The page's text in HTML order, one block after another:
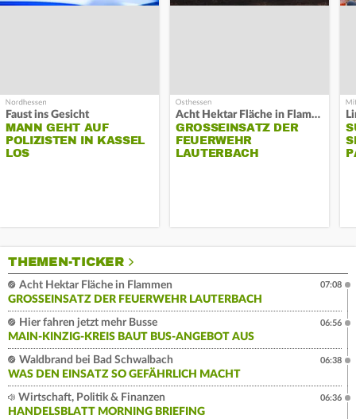
Faust ins Gesicht
MANN GEHT AUF
POLIZISTEN IN KASSEL
LOS
Acht Hektar Fläche in Flammen
GROSSEINSATZ DER F
EUERWEHR L
AUTERBACH
THEMEN-TICKER
Acht Hektar Fläche in Flammen
GROSSEINSATZ DER FEUERWEHR LAUTERBACH
07:08
Hier fahren jetzt mehr Busse
MAIN-KINZIG-KREIS BAUT BUS-ANGEBOT AUS
06:56
Waldbrand bei Bad Schwalbach
WAS DEN EINSATZ SO GEFÄHRLICH MACHT
06:38
Wirtschaft, Politik & Finanzen
HANDELSBLATT MORNING BRIEFING
06:36